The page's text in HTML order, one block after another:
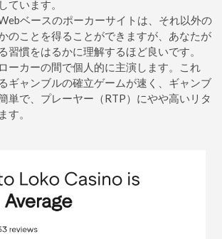
ています。
ベースのポーカーサイトは、それ以外の
のことを得ることができますが、あなたが
習慣をはるかに理解するほど良いです。
ーカーの間で個人的に主演します。これ
ギャンブルの確立ゲームが速く、ギャンブ
単で、プレーヤー（RTP）にやや高いリタ
す。